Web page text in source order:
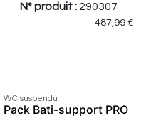
N° produit : 290307
487,99€
Meilleur
prix
WC suspendu
Pack Bati-support PRO